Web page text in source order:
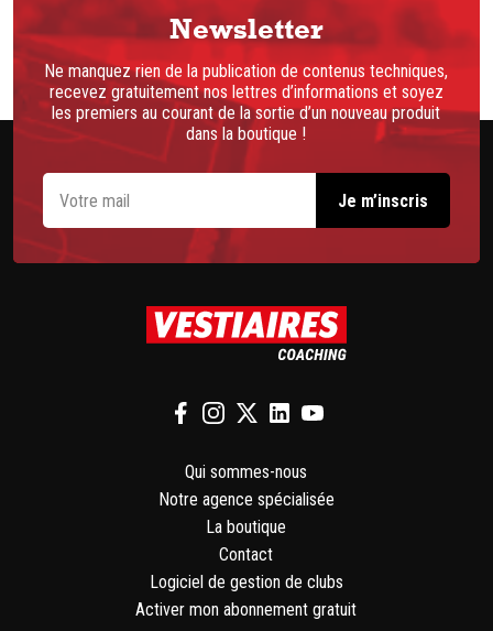
Newsletter
Ne manquez rien de la publication de contenus techniques,
recevez gratuitement nos lettres d’informations et soyez
les premiers au courant de la sortie d’un nouveau produit
dans la boutique !
Qui sommes-nous
Notre agence spécialisée
La boutique
Contact
Logiciel de gestion de clubs
Activer mon abonnement gratuit